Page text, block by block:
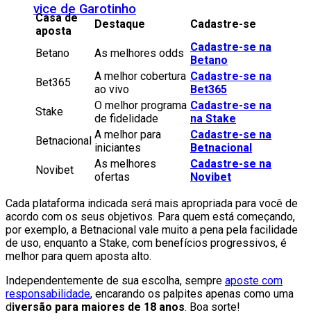
vice de Garotinho
Casa de
aposta
Destaque Cadastre-se
Betano As melhores odds Cadastre-se na
Betano
Bet365
A melhor cobertura
ao vivo
Cadastre-se na
Bet365
Stake
O melhor programa
de fidelidade
Cadastre-se na
na Stake
Betnacional A melhor para
iniciantes
Cadastre-se na
Betnacional
Novibet
As melhores
ofertas
Cadastre-se na
Novibet
Cada plataforma indicada será mais apropriada para você de
acordo com os seus objetivos. Para quem está começando,
por exemplo, a Betnacional vale muito a pena pela facilidade
de uso, enquanto a Stake, com benefícios progressivos, é
melhor para quem aposta alto.
Independentemente de sua escolha, sempre aposte com
responsabilidade, encarando os palpites apenas como uma
diversão para maiores de 18 anos. Boa sorte!